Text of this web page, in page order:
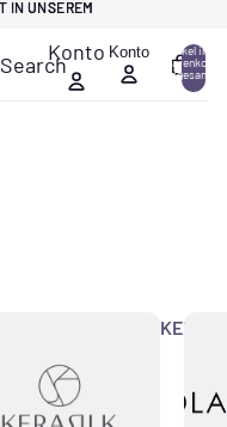
IN UNSEREM
IN UNSEREM
SearchKonto Konto
Artikel im
Warenkorb
insgesamt: